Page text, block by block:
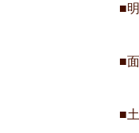
■
■
■